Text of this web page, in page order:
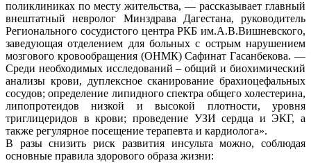
поликлиниках по месту жительства, — рассказывает главный
внештатный невролог Минздрава Дагестана, руководитель
Регионального сосудистого центра РКБ им.А.В.Вишневского,
заведующая отделением для больных с острым нарушением
мозгового кровообращения (ОНМК) Сафинат Гасанбекова. —
Среди необходимых исследований – общий и биохимический
анализы крови, дуплексное сканирование брахиоцефальных
сосудов; определение липидного спектра общего холестерина,
липопротеидов низкой и высокой плотности, уровня
триглицеридов в крови; проведение УЗИ сердца и ЭКГ, а
также регулярное посещение терапевта и кардиолога».
В разы снизить риск развития инсульта можно, соблюдая
основные правила здорового образа жизни: